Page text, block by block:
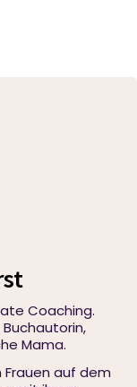
Coaching.
Mama.
Frauen auf dem